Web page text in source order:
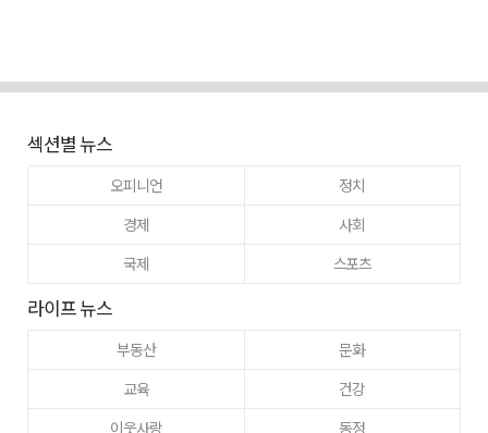
섹션별 뉴스
오피니언
정치
경제
사회
국제
스포츠
라이프 뉴스
부동산
문화
교육
건강
이웃사랑
동정